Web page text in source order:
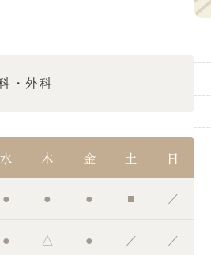
・外科
水 木 金 土 日
● ● ● ■ ／
● △ ● ／ ／